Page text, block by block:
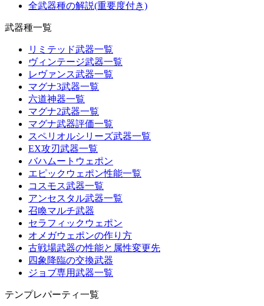
全武器種の解説(重要度付き)
武器種一覧
リミテッド武器一覧
ヴィンテージ武器一覧
レヴァンス武器一覧
マグナ3武器一覧
六道神器一覧
マグナ2武器一覧
マグナ武器評価一覧
スペリオルシリーズ武器一覧
EX攻刃武器一覧
バハムートウェポン
エピックウェポン性能一覧
コスモス武器一覧
アンセスタル武器一覧
召喚マルチ武器
セラフィックウェポン
オメガウェポンの作り方
古戦場武器の性能と属性変更先
四象降臨の交換武器
ジョブ専用武器一覧
テンプレパーティ一覧